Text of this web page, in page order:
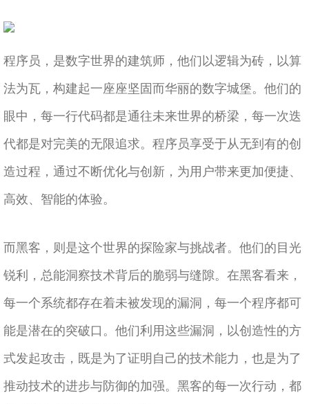
程序员，是数字世界的建筑师，他们以逻辑为砖，以算
法为瓦，构建起一座座坚固而华丽的数字城堡。他们的
眼中，每一行代码都是通往未来世界的桥梁，每一次迭
代都是对完美的无限追求。程序员享受于从无到有的创
造过程，通过不断优化与创新，为用户带来更加便捷、
高效、智能的体验。
而黑客，则是这个世界的探险家与挑战者。他们的目光
锐利，总能洞察技术背后的脆弱与缝隙。在黑客看来，
每一个系统都存在着未被发现的漏洞，每一个程序都可
能是潜在的突破口。他们利用这些漏洞，以创造性的方
式发起攻击，既是为了证明自己的技术能力，也是为了
推动技术的进步与防御的加强。黑客的每一次行动，都